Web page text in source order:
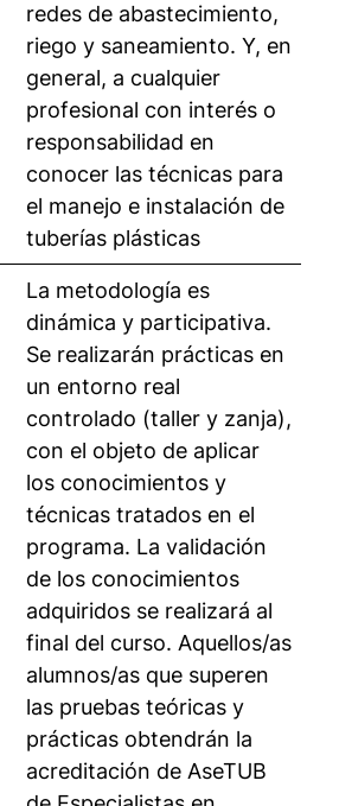
redes de abastecimiento,
riego y saneamiento. Y, en
general, a cualquier
profesional con interés o
responsabilidad en
conocer las técnicas para
el manejo e instalación de
tuberías plásticas
La metodología es
dinámica y participativa.
Se realizarán prácticas en
un entorno real
controlado (taller y zanja),
con el objeto de aplicar
los conocimientos y
técnicas tratados en el
programa. La validación
de los conocimientos
adquiridos se realizará al
final del curso. Aquellos/as
alumnos/as que superen
las pruebas teóricas y
prácticas obtendrán la
acreditación de AseTUB